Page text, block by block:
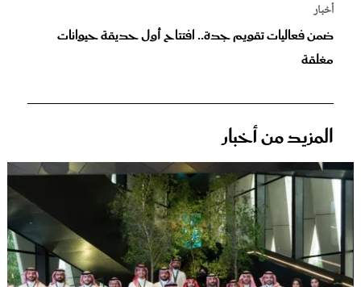
أخبار
ضمن فعاليات تقويم جدة.. افتتاح أول حديقة حيوانات
مغلقة
المزيد من أخبار